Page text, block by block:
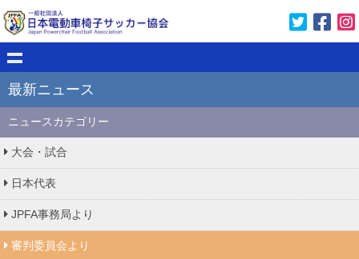
最新ニュース
ニュースカテゴリー
大会・試合
日本代表
JPFA事務局より
審判委員会より